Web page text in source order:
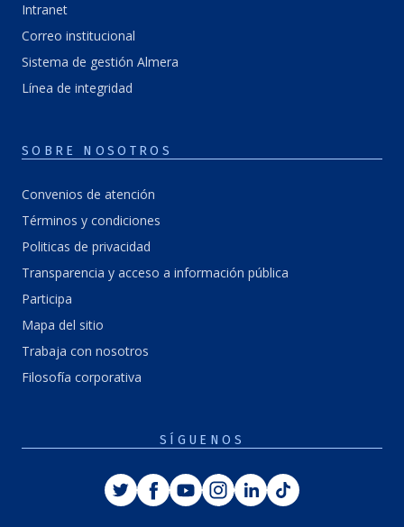
Intranet
Correo institucional
Sistema de gestión Almera
Línea de integridad
SOBRE NOSOTROS
Convenios de atención
Términos y condiciones
Politicas de privacidad
Transparencia y acceso a información pública
Participa
Mapa del sitio
Trabaja con nosotros
Filosofía corporativa
SÍGUENOS
TwitterFacebook
YoutubeInstagram
LinkedinTiktok